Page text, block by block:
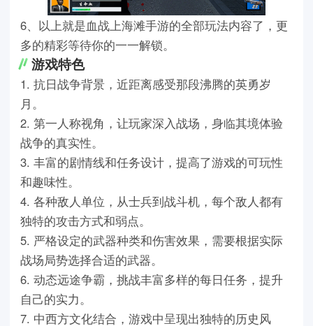
6、以上就是血战上海滩手游的全部玩法内容了，更
多的精彩等待你的一一解锁。
游戏特色
1. 抗日战争背景，近距离感受那段沸腾的英勇岁
月。
2. 第一人称视角，让玩家深入战场，身临其境体验
战争的真实性。
3. 丰富的剧情线和任务设计，提高了游戏的可玩性
和趣味性。
4. 各种敌人单位，从士兵到战斗机，每个敌人都有
独特的攻击方式和弱点。
5. 严格设定的武器种类和伤害效果，需要根据实际
战场局势选择合适的武器。
6. 动态远途争霸，挑战丰富多样的每日任务，提升
自己的实力。
7. 中西方文化结合，游戏中呈现出独特的历史风